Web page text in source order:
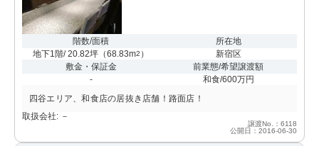
階数/面積
地下1階/ 20.82坪 （68.83m2 ）
所在地
新宿区
敷金・保証金
-
前業態/希望譲渡額
和食/600万円
四谷エリア、和食店の居抜き店舗！路面店！
取扱会社: －
譲渡No.：6118
公開日：2016-06-30